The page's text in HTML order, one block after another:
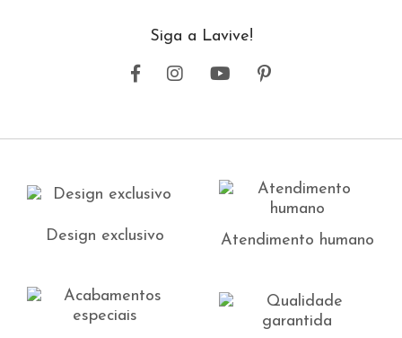
Siga a Lavive!
Design exclusivo Atendimento humano